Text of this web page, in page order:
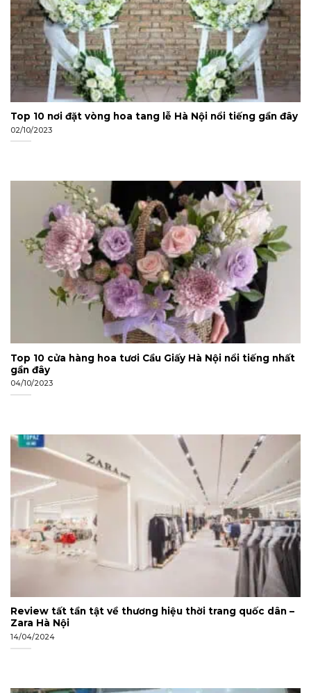
Top 10 nơi đặt vòng hoa tang lễ Hà Nội nổi tiếng gần đây
02/10/2023
Top 10 cửa hàng hoa tươi Cầu Giấy Hà Nội nổi tiếng nhất
gần đây
04/10/2023
Review tất tần tật về thương hiệu thời trang quốc dân –
Zara Hà Nội
14/04/2024